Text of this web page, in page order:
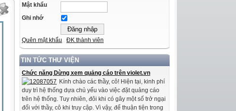
Mật khẩu
Ghi nhớ
Quên mật khẩu ĐK thành viên
TIN TỨC THƯ VIỆN
Chức năng Dừng xem quảng cáo trên violet.vn
Kính chào các thầy, cô! Hiện tại, kinh phí
duy trì hệ thống dựa chủ yếu vào việc đặt quảng cáo
trên hệ thống. Tuy nhiên, đôi khi có gây một số trở ngại
đối với thầy, cô khi truy cập. Vì vậy, để thuận tiện trong